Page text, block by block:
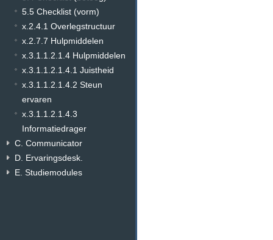
5.5 Checklist (vorm)
x.2.4.1 Overlegstructuur
x.2.7.7 Hulpmiddelen
x.3.1.1.2.1.4 Hulpmiddelen
x.3.1.1.2.1.4.1 Juistheid
x.3.1.1.2.1.4.2 Steun
ervaren
x.3.1.1.2.1.4.3
Informatiedrager
C. Communicator
D. Ervaringsdesk.
E. Studiemodules